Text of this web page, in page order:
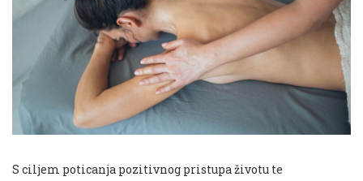
S ciljem poticanja pozitivnog pristupa životu te